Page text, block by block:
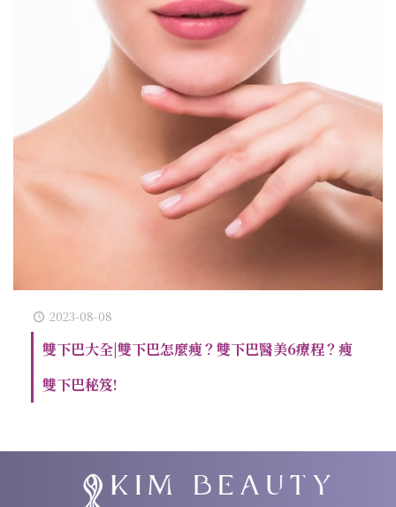
2023-08-08
雙下巴大全|雙下巴怎麼瘦？雙下巴醫美6療程？瘦
雙下巴秘笈!